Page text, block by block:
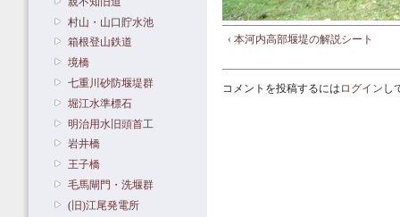
村山・山口貯水池
箱根登山鉄道
境橋
七重川砂防堰堤群
堀江水準標石
明治用水旧頭首工
岩井橋
王子橋
毛馬閘門・洗堰群
(旧)江尾発電所
‹ 本河内高部堰堤の解説シート
コメントを投稿するには ログイン し